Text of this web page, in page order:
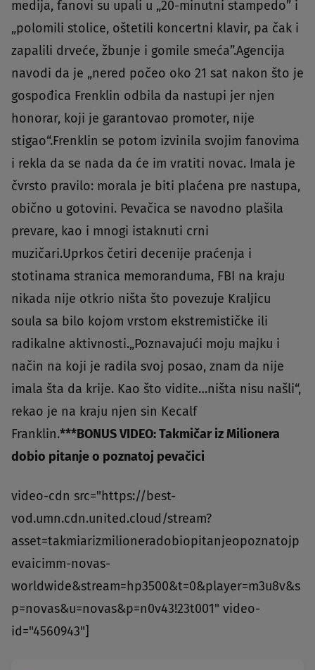
medija, fanovi su upali u „20-minutni stampedo” i
„polomili stolice, oštetili koncertni klavir, pa čak i
zapalili drveće, žbunje i gomile smeća”.Agencija
navodi da je „nered počeo oko 21 sat nakon što je
gospođica Frenklin odbila da nastupi jer njen
honorar, koji je garantovao promoter, nije
stigao“.Frenklin se potom izvinila svojim fanovima
i rekla da se nada da će im vratiti novac. Imala je
čvrsto pravilo: morala je biti plaćena pre nastupa,
obično u gotovini. Pevačica se navodno plašila
prevare, kao i mnogi istaknuti crni
muzičari.Uprkos četiri decenije praćenja i
stotinama stranica memoranduma, FBI na kraju
nikada nije otkrio ništa što povezuje Kraljicu
soula sa bilo kojom vrstom ekstremističke ili
radikalne aktivnosti.„Poznavajući moju majku i
način na koji je radila svoj posao, znam da nije
imala šta da krije. Kao što vidite…ništa nisu našli“,
rekao je na kraju njen sin Kecalf
Franklin.***BONUS VIDEO: Takmičar iz Milionera
dobio pitanje o poznatoj pevačici
video-cdn src="https://best-
vod.umn.cdn.united.cloud/stream?
asset=takmiarizmilioneradobiopitanjeopoznatojp
evaicimm-novas-
worldwide&stream=hp3500&t=0&player=m3u8v&s
p=novas&u=novas&p=n0v43!23t001" video-
id="4560943"]